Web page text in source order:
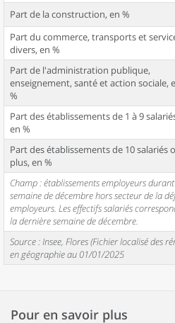
Part de la construction, en %
Part du commerce, transports et
divers, en %
Part de l'administration publique,
enseignement, santé et action sociale,
%
Part des établissements de 1 à 9
en %
Part des établissements de 10 salariés
plus, en %
Champ : établissements employeurs
semaine de décembre hors secteur de la
employeurs. Les effectifs salariés
la dernière semaine de décembre.
Source : Insee, Flores (Fichier localisé des
en géographie au 01/01/2025
Pour en savoir plus